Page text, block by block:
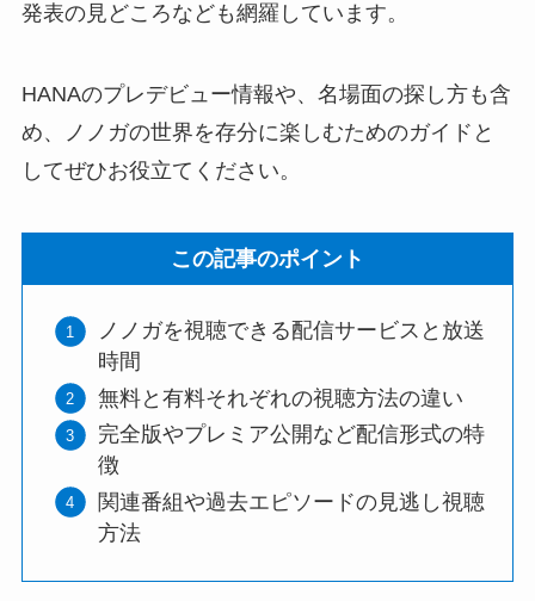
発表の見どころなども網羅しています。
HANAのプレデビュー情報や、名場面の探し方も含
め、ノノガの世界を存分に楽しむためのガイドと
してぜひお役立てください。
この記事のポイント
ノノガを視聴できる配信サービスと放送
時間
無料と有料それぞれの視聴方法の違い
完全版やプレミア公開など配信形式の特
徴
関連番組や過去エピソードの見逃し視聴
方法